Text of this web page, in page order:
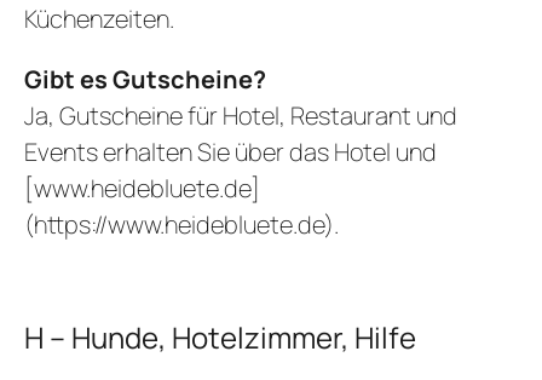
Küchenzeiten.
Gibt es Gutscheine?
Ja, Gutscheine für Hotel, Restaurant und
Events erhalten Sie über das Hotel und
[www.heidebluete.de]
(https://www.heidebluete.de).
H – Hunde, Hotelzimmer, Hilfe